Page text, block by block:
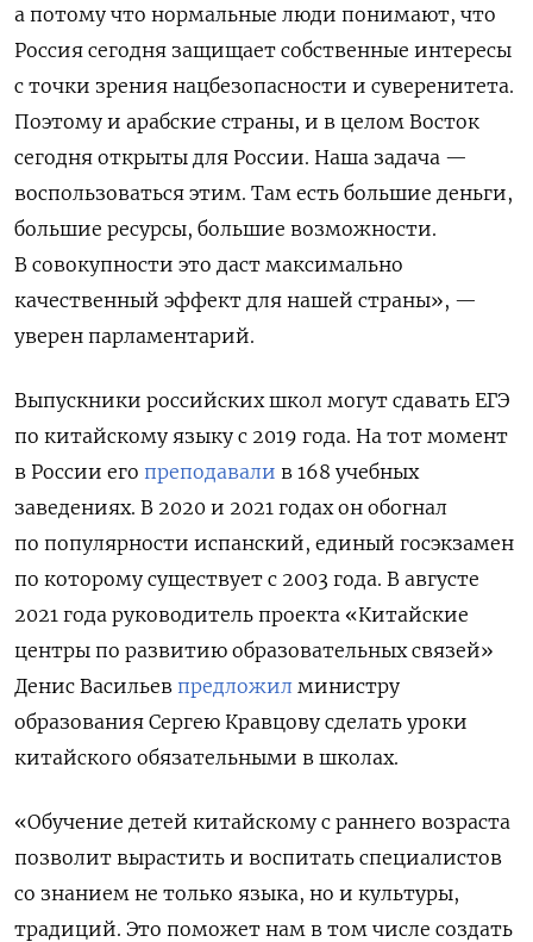
а потому что нормальные люди понимают, что
Россия сегодня защищает собственные интересы
с точки зрения нацбезопасности и суверенитета.
Поэтому и арабские страны, и в целом Восток
сегодня открыты для России. Наша задача —
воспользоваться этим. Там есть большие деньги,
большие ресурсы, большие возможности.
В совокупности это даст максимально
качественный эффект для нашей страны», —
уверен парламентарий.
Выпускники российских школ могут сдавать ЕГЭ
по китайскому языку с 2019 года. На тот момент
в России его преподавали в 168 учебных
заведениях. В 2020 и 2021 годах он обогнал
по популярности испанский, единый госэкзамен
по которому существует с 2003 года. В августе
2021 года руководитель проекта «Китайские
центры по развитию образовательных связей»
Денис Васильев предложил министру
образования Сергею Кравцову сделать уроки
китайского обязательными в школах.
«Обучение детей китайскому с раннего возраста
позволит вырастить и воспитать специалистов
со знанием не только языка, но и культуры,
традиций. Это поможет нам в том числе создать